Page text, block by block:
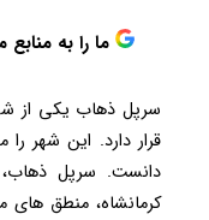
ما را به
سرپل ذهاب یکی از
قرار دارد. این شهر
دانست. سرپل
کرمانشاه، منطق